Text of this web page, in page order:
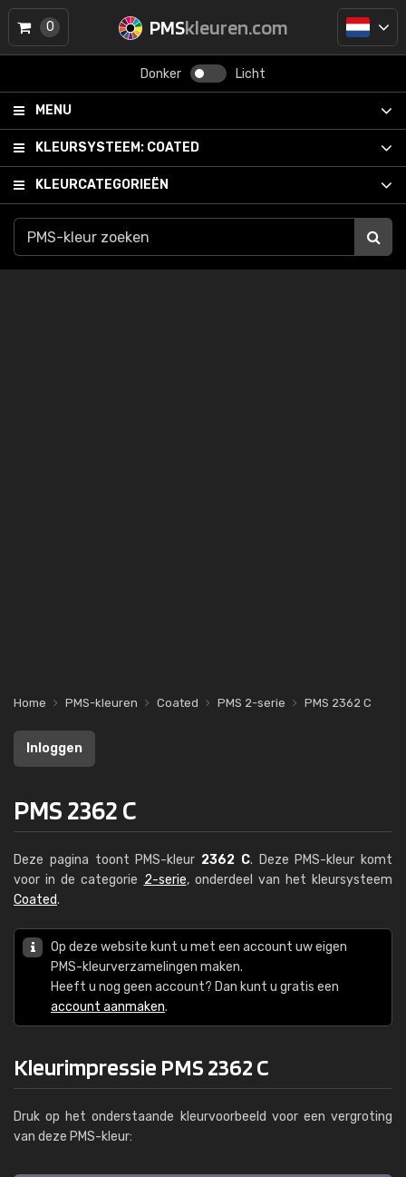
PMSkleuren.com
Donker Licht
MENU
KLEURSYSTEEM: COATED
KLEURCATEGORIEËN
0
Home PMS-kleuren Coated PMS 2-serie PMS 2362 C
Inloggen
PMS 2362 C
Deze pagina toont PMS-kleur 2362 C. Deze PMS-kleur komt
voor in de categorie 2-serie, onderdeel van het kleursysteem
Coated.
Op deze website kunt u met een account uw eigen
PMS-kleurverzamelingen maken.
Heeft u nog geen account? Dan kunt u gratis een
account aanmaken.
Kleurimpressie PMS 2362 C
Druk op het onderstaande kleurvoorbeeld voor een vergroting
van deze PMS-kleur: